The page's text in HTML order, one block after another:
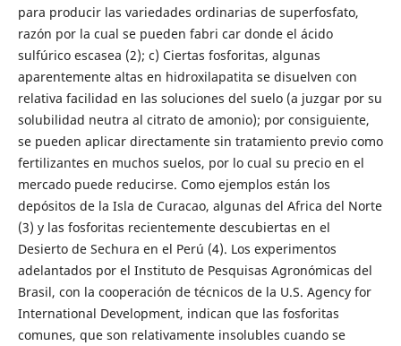
para producir las variedades ordinarias de superfosfato,
razón por la cual se pueden fabri car donde el ácido
sulfúrico escasea (2); c) Ciertas fosforitas, algunas
aparentemente altas en hidroxilapatita se disuelven con
relativa facilidad en las soluciones del suelo (a juzgar por su
solubilidad neutra al citrato de amonio); por consiguiente,
se pueden aplicar directamente sin tratamiento previo como
fertilizantes en muchos suelos, por lo cual su precio en el
mercado puede reducirse. Como ejemplos están los
depósitos de la Isla de Curacao, algunas del Africa del Norte
(3) y las fosforitas recientemente descubiertas en el
Desierto de Sechura en el Perú (4). Los experimentos
adelantados por el Instituto de Pesquisas Agronómicas del
Brasil, con la cooperación de técnicos de la U.S. Agency for
International Development, indican que las fosforitas
comunes, que son relativamente insolubles cuando se